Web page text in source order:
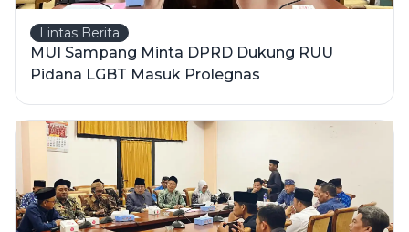
Lintas Berita
MUI Sampang Minta DPRD Dukung RUU
Pidana LGBT Masuk Prolegnas